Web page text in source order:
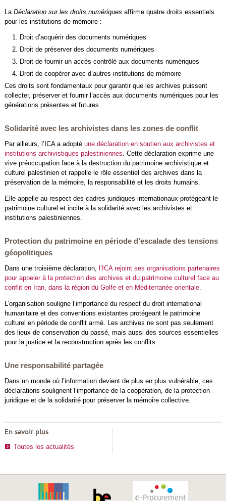
La Déclaration sur les droits numériques affirme quatre droits essentiels
pour les institutions de mémoire :
Droit d’acquérir des documents numériques
Droit de préserver des documents numériques
Droit de fournir un accès contrôlé aux documents numériques
Droit de coopérer avec d’autres institutions de mémoire
Ces droits sont fondamentaux pour garantir que les archives puissent
collecter, préserver et fournir l’accès aux documents numériques pour les
générations présentes et futures.
Solidarité avec les archivistes dans les zones de conflit
Par ailleurs, l’ICA a adopté une déclaration en soutien aux archivistes et
institutions archivistiques palestiniennes. Cette déclaration exprime une
vive préoccupation face à la destruction du patrimoine archivistique et
culturel palestinien et rappelle le rôle essentiel des archives dans la
préservation de la mémoire, la responsabilité et les droits humains.
Elle appelle au respect des cadres juridiques internationaux protégeant le
patrimoine culturel et incite à la solidarité avec les archivistes et
institutions palestiniennes.
Protection du patrimoine en période d’escalade des tensions
géopolitiques
Dans une troisième déclaration, l’ICA rejoint ses organisations partenaires
pour appeler à la protection des archives et du patrimoine culturel face au
conflit en Iran, dans la région du Golfe et en Méditerranée orientale.
L’organisation souligne l’importance du respect du droit international
humanitaire et des conventions existantes protégeant le patrimoine
culturel en période de conflit armé. Les archives ne sont pas seulement
des lieux de conservation du passé, mais aussi des sources essentielles
pour la justice et la reconstruction après les conflits.
Une responsabilité partagée
Dans un monde où l’information devient de plus en plus vulnérable, ces
déclarations soulignent l’importance de la coopération, de la protection
juridique et de la solidarité pour préserver la mémoire collective.
En savoir plus
Toutes les actualités